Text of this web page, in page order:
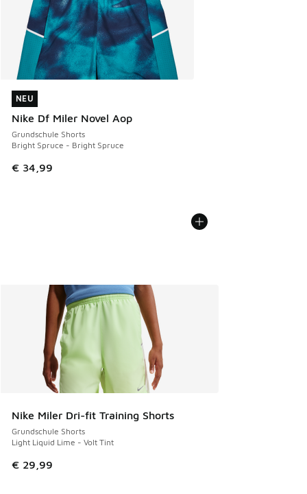
NEU
Nike Df Miler Novel Aop
Grundschule Shorts
Bright Spruce - Bright Spruce
€ 34,99
NEU
Nike Miler Dri-fit Training Shorts
Grundschule Shorts
Light Liquid Lime - Volt Tint
€ 29,99